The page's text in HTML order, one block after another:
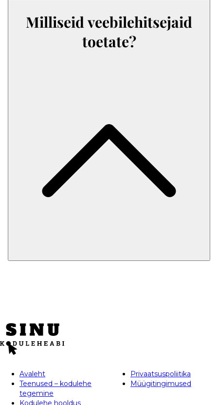
Milliseid veebilehitsejaid
toetate?
Avaleht
Teenused – kodulehe
tegemine
Kodulehe hooldus
Privaatsuspoliitika
Müügitingimused